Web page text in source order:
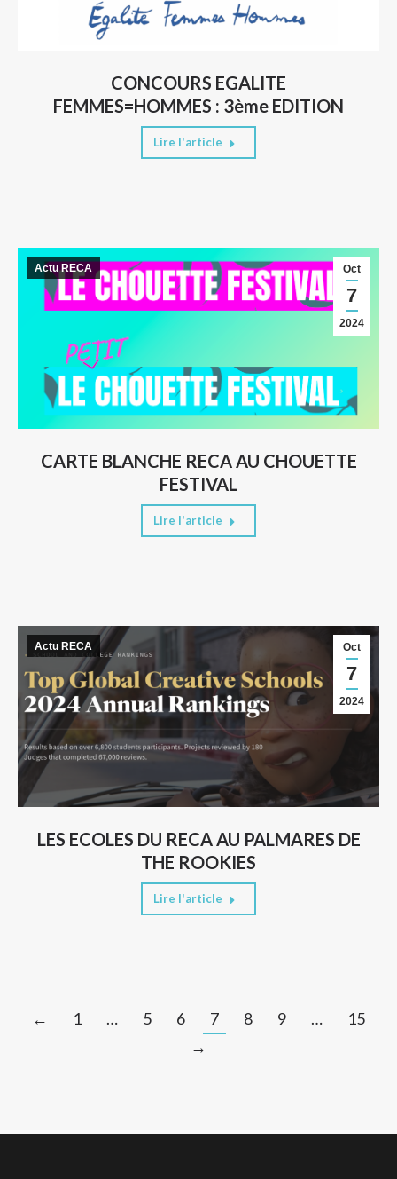
CONCOURS EGALITE
FEMMES=HOMMES : 3ème EDITION
Lire l'article
CARTE BLANCHE RECA AU CHOUETTE
FESTIVAL
Oct
7
2024
Actu RECA
Lire l'article
LES ECOLES DU RECA AU PALMARES DE
THE ROOKIES
Oct
7
2024
Actu RECA
Lire l'article
← 1 … 5 6 7 8 9 …
15
→